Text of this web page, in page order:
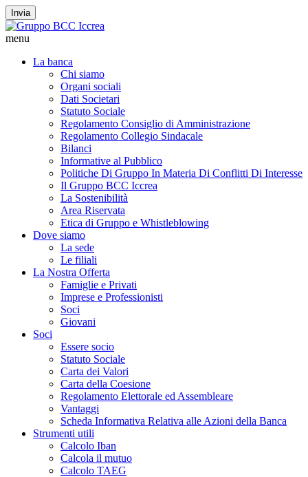
Invia
menu
La banca
Chi siamo
Organi sociali
Dati Societari
Statuto Sociale
Regolamento Consiglio di Amministrazione
Regolamento Collegio Sindacale
Bilanci
Informative al Pubblico
Politiche Di Gruppo In Materia Di Conflitti Di Interesse
Il Gruppo BCC Iccrea
La Sostenibilità
Area Riservata
Etica di Gruppo e Whistleblowing
Dove siamo
La sede
Le filiali
La Nostra Offerta
Famiglie e Privati
Imprese e Professionisti
Soci
Giovani
Soci
Essere socio
Statuto Sociale
Carta dei Valori
Carta della Coesione
Regolamento Elettorale ed Assembleare
Vantaggi
Scheda Informativa Relativa alle Azioni della Banca
Strumenti utili
Calcolo Iban
Calcola il mutuo
Calcolo TAEG